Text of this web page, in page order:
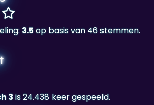
3.5op basis van 46 stemmen.
3is 24.438 keer gespeeld.